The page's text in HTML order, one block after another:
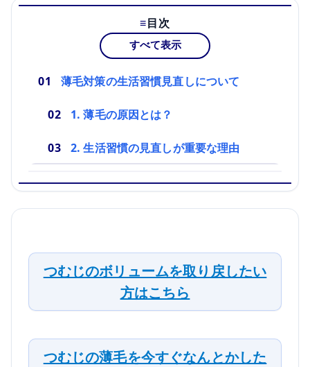
目次
すべて表示
薄毛対策の生活習慣見直しについて
1. 薄毛の原因とは？
2. 生活習慣の見直しが重要な理由
つむじのボリュームを取り戻したい
方はこちら
つむじの薄毛を今すぐなんとかした